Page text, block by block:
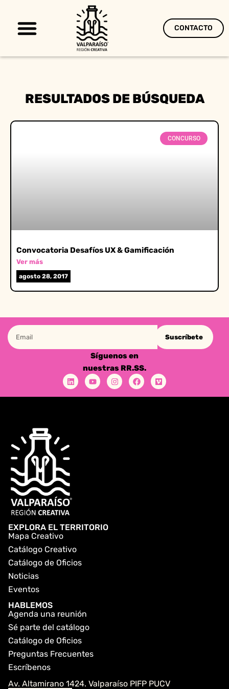
CONTACTO
RESULTADOS DE BÚSQUEDA
CONCURSO
Convocatoria Desafíos UX & Gamificación
Ver más
agosto 28, 2017
Suscríbete
Síguenos en
nuestras RR.SS.
EXPLORA EL TERRITORIO
Mapa Creativo
Catálogo Creativo
Catálogo de Oficios
Noticias
Eventos
HABLEMOS
Agenda una reunión
Sé parte del catálogo
Catálogo de Oficios
Preguntas Frecuentes
Escríbenos
Av. Altamirano 1424. Valparaíso PIFP PUCV